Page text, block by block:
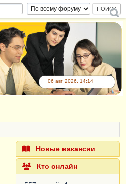
06 авг 2026, 14:14
Новые вакансии
Кто онлайн